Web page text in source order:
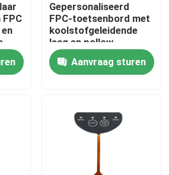
membraanschakelaar
het HUISDIERENmembraan
Gepersonaliseerd
FPC-toetsenbord met
koolstofgeleidende
laag en pollow
embossingvorm
Aanvraag sturen